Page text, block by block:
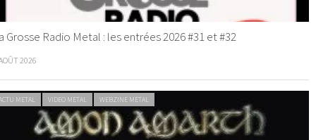
Grosse Radio Metal : les entrées 2026 #31 et #32
2026
METAL VIDEO METAL WEBZINE METAL